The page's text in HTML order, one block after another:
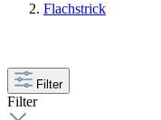
Flachstrick
Filter
Filter